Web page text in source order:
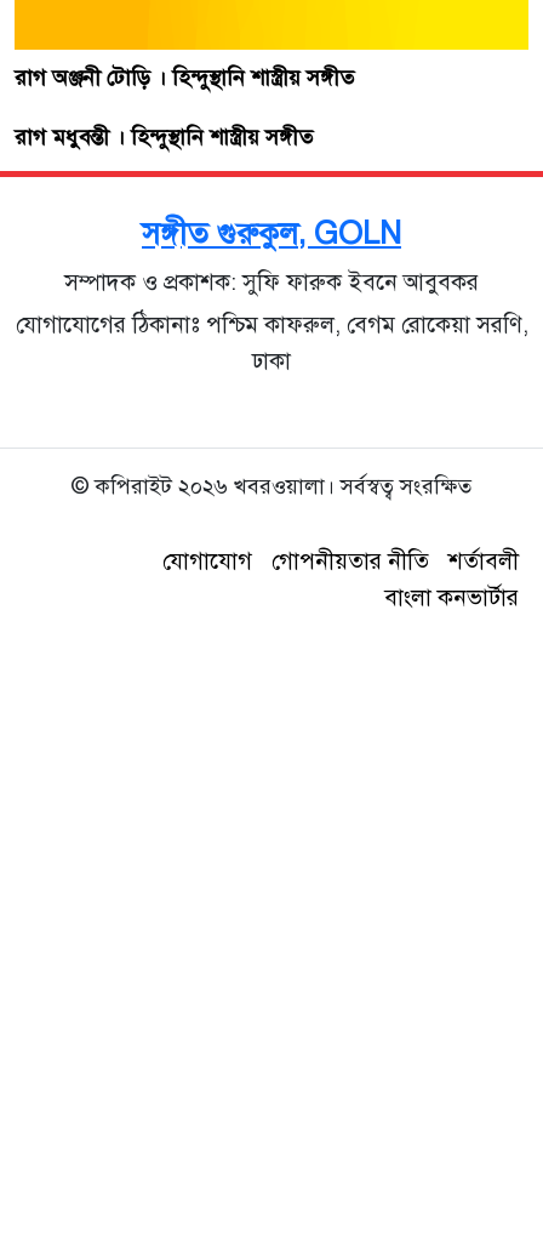
রাগ অঞ্জনী টোড়ি । হিন্দুস্থানি শাস্ত্রীয় সঙ্গীত
রাগ মধুবন্তী । হিন্দুস্থানি শাস্ত্রীয় সঙ্গীত
সঙ্গীত গুরুকুল, GOLN
সম্পাদক ও প্রকাশক: সুফি ফারুক ইবনে আবুবকর
যোগাযোগের ঠিকানাঃ পশ্চিম কাফরুল, বেগম রোকেয়া সরণি,
ঢাকা
© কপিরাইট ২০২৬ খবরওয়ালা। সর্বস্বত্ব সংরক্ষিত
যোগাযোগ গোপনীয়তার নীতি
শর্তাবলী
বাংলা কনভার্টার